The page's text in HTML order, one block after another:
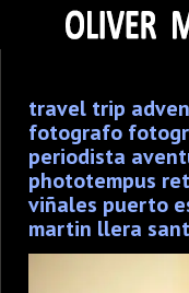
FOTOGRAFIAS
CONTACTO
PEDIDOS
travel trip
fotografo
periodista
phototempus
viñales puerto
martin llera